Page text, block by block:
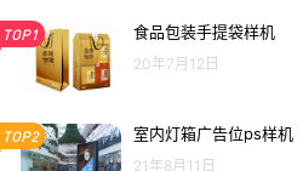
TOP1 食品包装手提袋样机
20年7月12日
TOP2 室内灯箱广告位ps样机
21年8月11日